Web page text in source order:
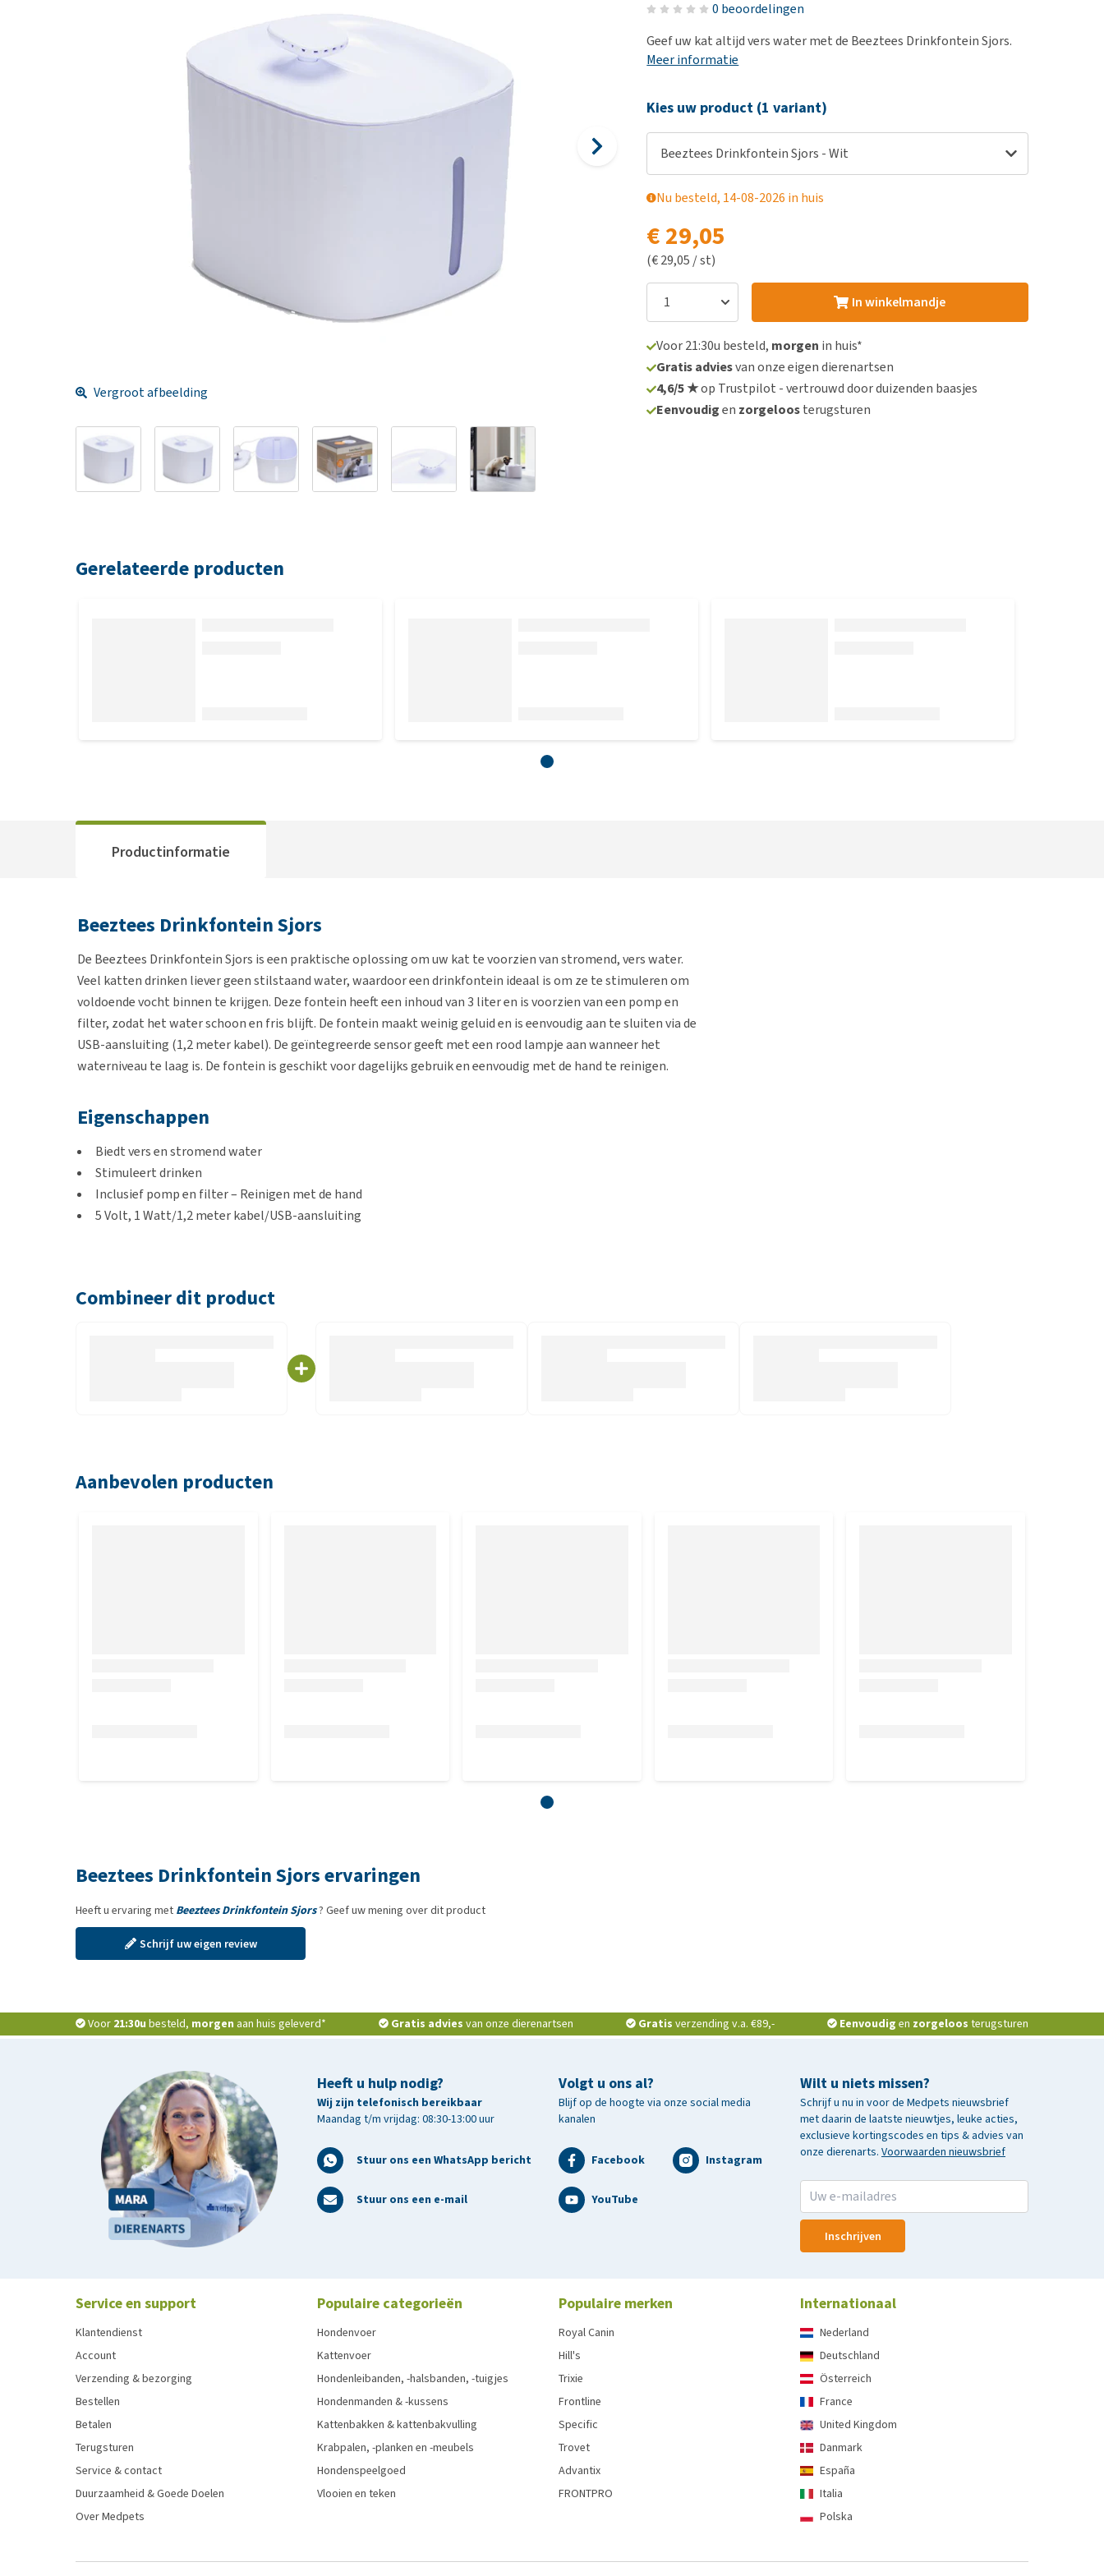
Biologisch hondenvoer
Vegan hondenvoer
Bekijk alles
Puppy benodigdheden
Bekijk alles
Overgewicht en conditie
Vruchtbaarheid
Bekijk alles
0 beoordelingen
Geef uw kat altijd vers water met de Beeztees Drinkfontein Sjors.
Meer informatie
Vergroot afbeelding
Kies uw product (1 variant)
Beeztees Drinkfontein Sjors - Wit
Nu besteld, 14-08-2026 in huis
€ 29,05
(€ 29,05 / st)
In winkelmandje
Voor 21:30u besteld, morgen in huis*
Gratis adviesvan onze eigen dierenartsen
4,6/5 ★op Trustpilot - vertrouwd door duizenden baasjes
Eenvoudigen zorgeloosterugsturen
Gerelateerde producten
Productinformatie
Beeztees Drinkfontein Sjors
De Beeztees Drinkfontein Sjors is een praktische oplossing om uw kat te voorzien van stromend, vers water.
Veel katten drinken liever geen stilstaand water, waardoor een drinkfontein ideaal is om ze te stimuleren om
voldoende vocht binnen te krijgen. Deze fontein heeft een inhoud van 3 liter en is voorzien van een pomp en
filter, zodat het water schoon en fris blijft. De fontein maakt weinig geluid en is eenvoudig aan te sluiten via de
USB-aansluiting (1,2 meter kabel). De geïntegreerde sensor geeft met een rood lampje aan wanneer het
waterniveau te laag is. De fontein is geschikt voor dagelijks gebruik en eenvoudig met de hand te reinigen.
Eigenschappen
Biedt vers en stromend water
Stimuleert drinken
Inclusief pomp en filter – Reinigen met de hand
5 Volt, 1 Watt/1,2 meter kabel/USB-aansluiting
Wit
Combineer dit product
Aanbevolen producten
Beeztees Drinkfontein Sjors ervaringen
Heeft u ervaring met Beeztees Drinkfontein Sjors? Geef uw mening over dit product
Schrijf uw eigen review
Voor 21:30u besteld, morgen aan huis geleverd* Gratis advies van onze dierenartsen Gratis verzending v.a. €89,- Eenvoudig en zorgeloos terugsturen
Heeft u hulp nodig?
Wij zijn telefonisch bereikbaar
Maandag t/m vrijdag: 08:30-13:00 uur
Stuur ons een WhatsApp bericht
Stuur ons een e-mail
Wilt u niets missen?
Schrijf u nu in voor de Medpets nieuwsbrief
met daarin de laatste nieuwtjes, leuke acties,
exclusieve kortingscodes en tips & advies van
onze dierenarts. Voorwaarden nieuwsbrief
Inschrijven
Volgt u ons al?
Blijf op de hoogte via onze social media
kanalen
Facebook Instagram
YouTube
Service en support
Klantendienst
Account
Verzending & bezorging
Bestellen
Betalen
Terugsturen
Service & contact
Duurzaamheid & Goede Doelen
Over Medpets
Populaire categorieën
Hondenvoer
Kattenvoer
Hondenleibanden, -halsbanden, -tuigjes
Hondenmanden & -kussens
Kattenbakken & kattenbakvulling
Krabpalen, -planken en -meubels
Hondenspeelgoed
Vlooien en teken
Populaire merken
Royal Canin
Hill's
Trixie
Frontline
Specific
Trovet
Advantix
FRONTPRO
Internationaal
Nederland
Deutschland
Österreich
France
United Kingdom
Danmark
España
Italia
Polska